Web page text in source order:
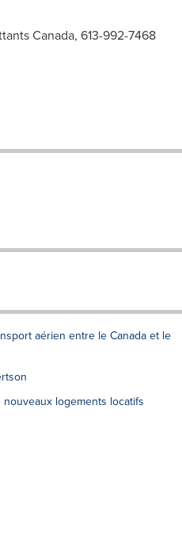
Canada, 613-992-7468
aérien entre le Canada et le
logements locatifs